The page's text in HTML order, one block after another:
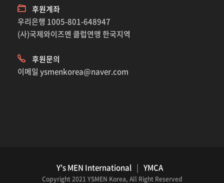
후원계좌
우리은행 1005-801-648947
(사)국제와이즈멘 클럽연맹 한국지역
후원문의
이메일 ysmenkorea@naver.com
Y's MEN International | YMCA
Copyright 2021 YSMEN Korea, All Right Reserved